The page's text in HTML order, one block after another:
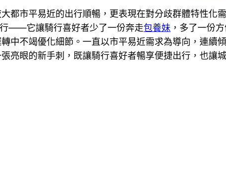
都市平易近的出行順暢，更表現在對分歧群體特性化
行——它讓騎行喜好者少了一份奔走包養妹 ，多了一份
中不竭優化細節。一直以市平易近需求為導向，連續
亮眼的新手刺，既讓騎行喜好者暢享便捷出行，也讓